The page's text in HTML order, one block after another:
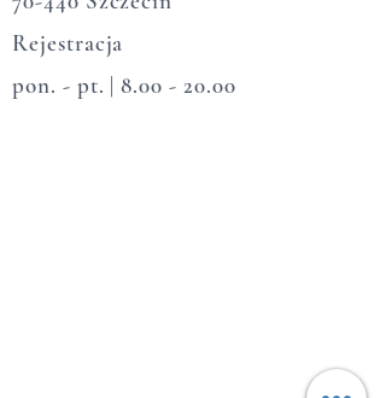
Rejestracja
pon. - pt. |8.00 - 20.00